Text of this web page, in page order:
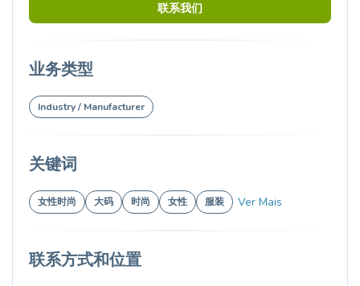
联系我们
业务类型
Industry / Manufacturer
关键词
女性时尚 大码 时尚 女性 服装 Ver Mais
联系方式和位置